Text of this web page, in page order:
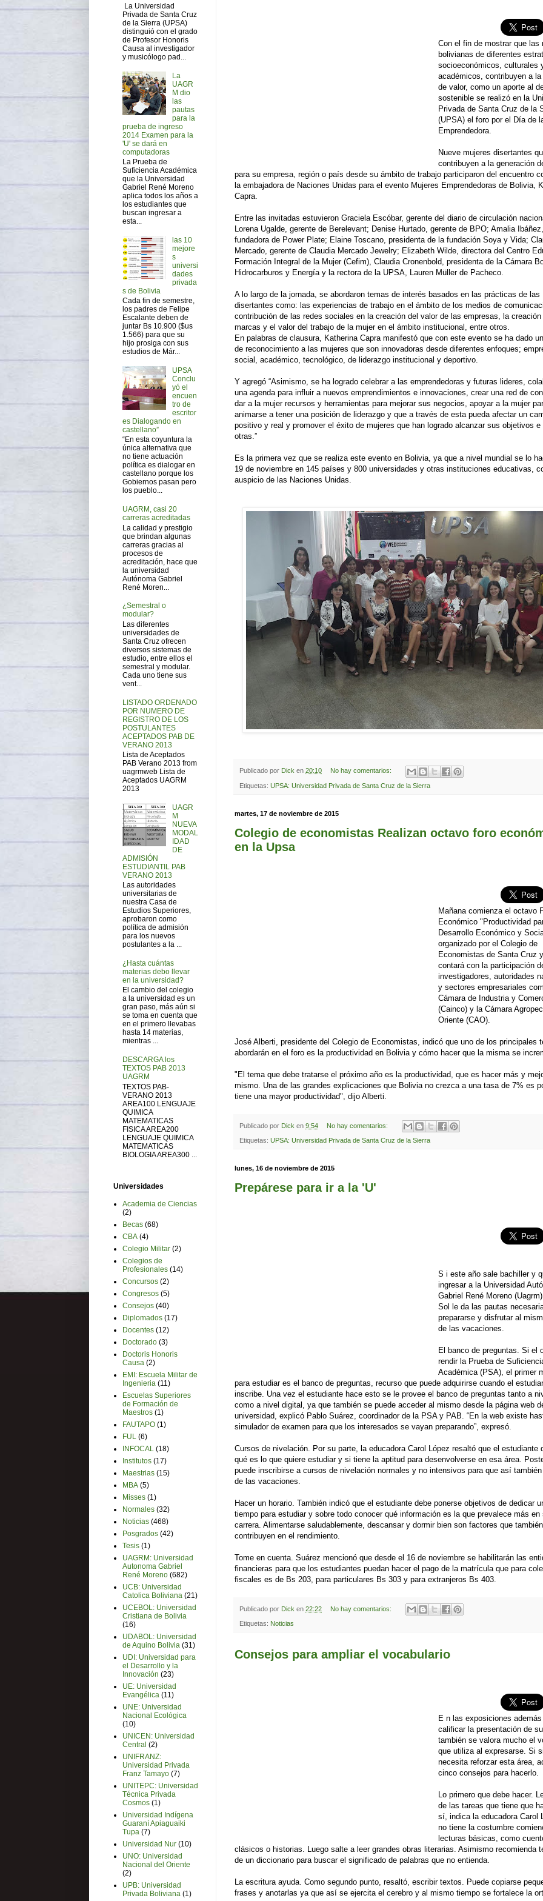
Con el fin de mostrar que las
bolivianas de diferentes
socioeconómicos, culturales
académicos, contribuyen a
de valor, como un aporte al
sostenible se realizó en la
Privada de Santa Cruz de la
(UPSA) el foro por el Día de
Emprendedora.
Nueve mujeres disertantes
contribuyen a la generación
para su empresa, región o país desde su ámbito de trabajo participaron del encuentro
la embajadora de Naciones Unidas para el evento Mujeres Emprendedoras de Bolivia,
Capra.
Entre las invitadas estuvieron Graciela Escóbar, gerente del diario de circulación
Lorena Ugalde, gerente de Berelevant; Denise Hurtado, gerente de BPO; Amalia Ibáñez,
fundadora de Power Plate; Elaine Toscano, presidenta de la fundación Soya y Vida;
Mercado, gerente de Claudia Mercado Jewelry; Elizabeth Wilde, directora del Centro
Formación Integral de la Mujer (Cefim), Claudia Cronenbold, presidenta de la Cámara
Hidrocarburos y Energía y la rectora de la UPSA, Lauren Müller de Pacheco.
A lo largo de la jornada, se abordaron temas de interés basados en las prácticas de las
disertantes como: las experiencias de trabajo en el ámbito de los medios de
contribución de las redes sociales en la creación del valor de las empresas, la creación
marcas y el valor del trabajo de la mujer en el ámbito institucional, entre otros.
En palabras de clausura, Katherina Capra manifestó que con este evento se ha dado
de reconocimiento a las mujeres que son innovadoras desde diferentes enfoques;
social, académico, tecnológico, de liderazgo institucional y deportivo.
Y agregó “Asimismo, se ha logrado celebrar a las emprendedoras y futuras lideres,
una agenda para influir a nuevos emprendimientos e innovaciones, crear una red de
dar a la mujer recursos y herramientas para mejorar sus negocios, apoyar a la mujer
animarse a tener una posición de liderazgo y que a través de esta pueda afectar un
positivo y real y promover el éxito de mujeres que han logrado alcanzar sus objetivos e
otras.”
Es la primera vez que se realiza este evento en Bolivia, ya que a nivel mundial se lo
19 de noviembre en 145 países y 800 universidades y otras instituciones educativas,
auspicio de las Naciones Unidas.
Publicado por Dick en 20:10 No hay comentarios:
Etiquetas: UPSA: Universidad Privada de Santa Cruz de la Sierra
martes, 17 de noviembre de 2015
Colegio de economistas Realizan octavo foro
en la Upsa
Mañana comienza el octavo
Económico "Productividad
Desarrollo Económico y
organizado por el Colegio de
Economistas de Santa Cruz
contará con la participación
investigadores, autoridades
y sectores empresariales
Cámara de Industria y
(Cainco) y la Cámara
Oriente (CAO).
José Alberti, presidente del Colegio de Economistas, indicó que uno de los principales
abordarán en el foro es la productividad en Bolivia y cómo hacer que la misma se
"El tema que debe tratarse el próximo año es la productividad, que es hacer más y
mismo. Una de las grandes explicaciones que Bolivia no crezca a una tasa de 7% es
tiene una mayor productividad", dijo Alberti.
Publicado por Dick en 9:54 No hay comentarios:
Etiquetas: UPSA: Universidad Privada de Santa Cruz de la Sierra
lunes, 16 de noviembre de 2015
Prepárese para ir a la 'U'
S i este año sale bachiller y
ingresar a la Universidad
Gabriel René Moreno
Sol le da las pautas
prepararse y disfrutar al
de las vacaciones.
El banco de preguntas. Si el
rendir la Prueba de
Académica (PSA), el primer
para estudiar es el banco de preguntas, recurso que puede adquirirse cuando el
inscribe. Una vez el estudiante hace esto se le provee el banco de preguntas tanto a
como a nivel digital, ya que también se puede acceder al mismo desde la página web
universidad, explicó Pablo Suárez, coordinador de la PSA y PAB. “En la web existe
simulador de examen para que los interesados se vayan preparando”, expresó.
Cursos de nivelación. Por su parte, la educadora Carol López resaltó que el estudiante
qué es lo que quiere estudiar y si tiene la aptitud para desenvolverse en esa área.
puede inscribirse a cursos de nivelación normales y no intensivos para que así
de las vacaciones.
Hacer un horario. También indicó que el estudiante debe ponerse objetivos de dedicar
tiempo para estudiar y sobre todo conocer qué información es la que prevalece más en
carrera. Alimentarse saludablemente, descansar y dormir bien son factores que también
contribuyen en el rendimiento.
Tome en cuenta. Suárez mencionó que desde el 16 de noviembre se habilitarán las
financieras para que los estudiantes puedan hacer el pago de la matrícula que para
fiscales es de Bs 203, para particulares Bs 303 y para extranjeros Bs 403.
Publicado por Dick en 22:22 No hay comentarios:
Etiquetas: Noticias
Consejos para ampliar el vocabulario
E n las exposiciones
calificar la presentación de
también se valora mucho el
que utiliza al expresarse. Si
necesita reforzar esta área,
cinco consejos para hacerlo.
Lo primero que debe hacer.
de las tareas que tiene que
sí, indica la educadora Carol
no tiene la costumbre
lecturas básicas, como
clásicos o historias. Luego salte a leer grandes obras literarias. Asimismo recomienda
de un diccionario para buscar el significado de palabras que no entienda.
La escritura ayuda. Como segundo punto, resaltó, escribir textos. Puede copiarse
frases y anotarlas ya que así se ejercita el cerebro y al mismo tiempo se fortalece la
La Universidad
Privada de Santa Cruz
de la Sierra (UPSA)
distinguió con el grado
de Profesor Honoris
Causa al investigador
y musicólogo pad...
La
UAGR
M dio
las
pautas
para la
prueba de ingreso
2014 Examen para la
'U' se dará en
computadoras
La Prueba de
Suficiencia Académica
que la Universidad
Gabriel René Moreno
aplica todos los años a
los estudiantes que
buscan ingresar a
esta...
las 10
mejore
s
universi
dades
privada
s de Bolivia
Cada fin de semestre,
los padres de Felipe
Escalante deben de
juntar Bs 10.900 ($us
1.566) para que su
hijo prosiga con sus
estudios de Már...
UPSA
Conclu
yó el
encuen
tro de
escritor
es Dialogando en
castellano”
“En esta coyuntura la
única alternativa que
no tiene actuación
política es dialogar en
castellano porque los
Gobiernos pasan pero
los pueblo...
UAGRM, casi 20
carreras acreditadas
La calidad y prestigio
que brindan algunas
carreras gracias al
procesos de
acreditación, hace que
la universidad
Autónoma Gabriel
René Moren...
¿Semestral o
modular?
Las diferentes
universidades de
Santa Cruz ofrecen
diversos sistemas de
estudio, entre ellos el
semestral y modular.
Cada uno tiene sus
vent...
LISTADO ORDENADO
POR NUMERO DE
REGISTRO DE LOS
POSTULANTES
ACEPTADOS PAB DE
VERANO 2013
Lista de Aceptados
PAB Verano 2013 from
uagrmweb Lista de
Aceptados UAGRM
2013
UAGR
M
NUEVA
MODAL
IDAD
DE
ADMISIÓN
ESTUDIANTIL PAB
VERANO 2013
Las autoridades
universitarias de
nuestra Casa de
Estudios Superiores,
aprobaron como
política de admisión
para los nuevos
postulantes a la ...
¿Hasta cuántas
materias debo llevar
en la universidad?
El cambio del colegio
a la universidad es un
gran paso, más aún si
se toma en cuenta que
en el primero llevabas
hasta 14 materias,
mientras ...
DESCARGA los
TEXTOS PAB 2013
UAGRM
TEXTOS PAB-
VERANO 2013
AREA100 LENGUAJE
QUIMICA
MATEMATICAS
FISICA AREA200
LENGUAJE QUIMICA
MATEMATICAS
BIOLOGIA AREA300 ...
Universidades
Academia de Ciencias
(2)
Becas (68)
CBA (4)
Colegio Militar (2)
Colegios de
Profesionales (14)
Concursos (2)
Congresos (5)
Consejos (40)
Diplomados (17)
Docentes (12)
Doctorado (3)
Doctoris Honoris
Causa (2)
EMI: Escuela Militar de
Ingenieria (11)
Escuelas Superiores
de Formación de
Maestros (1)
FAUTAPO (1)
FUL (6)
INFOCAL (18)
Institutos (17)
Maestrias (15)
MBA (5)
Misses (1)
Normales (32)
Noticias (468)
Posgrados (42)
Tesis (1)
UAGRM: Universidad
Autonoma Gabriel
René Moreno (682)
UCB: Universidad
Catolica Boliviana (21)
UCEBOL: Universidad
Cristiana de Bolivia
(16)
UDABOL: Universidad
de Aquino Bolivia (31)
UDI: Universidad para
el Desarrollo y la
Innovación (23)
UE: Universidad
Evangélica (11)
UNE: Universidad
Nacional Ecológica
(10)
UNICEN: Universidad
Central (2)
UNIFRANZ:
Universidad Privada
Franz Tamayo (7)
UNITEPC: Universidad
Técnica Privada
Cosmos (1)
Universidad Indígena
Guaraní Apiaguaiki
Tupa (7)
Universidad Nur (10)
UNO: Universidad
Nacional del Oriente
(2)
UPB: Universidad
Privada Boliviana (1)